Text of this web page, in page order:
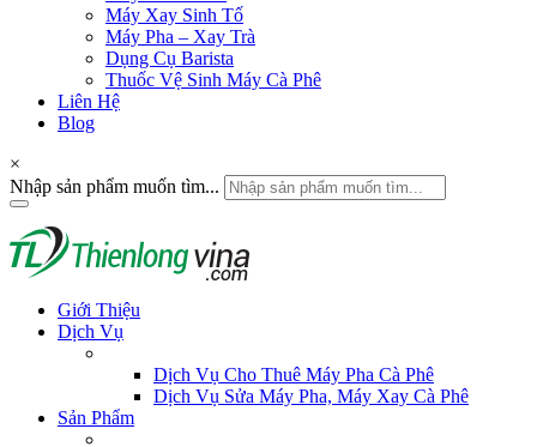
Máy Xay Sinh Tố
Máy Pha – Xay Trà
Dụng Cụ Barista
Thuốc Vệ Sinh Máy Cà Phê
Liên Hệ
Blog
×
Nhập sản phẩm muốn tìm...
Giới Thiệu
Dịch Vụ
Dịch Vụ Cho Thuê Máy Pha Cà Phê
Dịch Vụ Sửa Máy Pha, Máy Xay Cà Phê
Sản Phẩm